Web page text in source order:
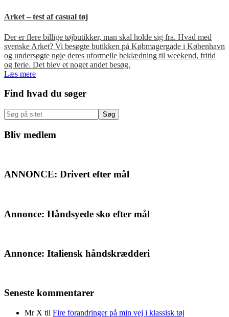
Arket – test af casual tøj
Der er flere billige tøjbutikker, man skal holde sig fra. Hvad med
svenske Arket? Vi besøgte butikken på Købmagergade i København
og undersøgte nøje deres uformelle beklædning til weekend, fritid
og ferie. Det blev et noget andet besøg.
Læs mere
Primær
Sidebar
Find hvad du søger
Søg
på
sitet
Bliv medlem
ANNONCE: Drivert efter mål
Annonce: Håndsyede sko efter mål
Annonce: Italiensk håndskrædderi
Seneste kommentarer
Mr X til Fire forandringer på min vej i klassisk tøj